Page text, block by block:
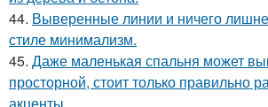
44. Выверенные линии и ничего
стиле минимализм.
45. Даже маленькая спальня может
просторной, стоит только правильно